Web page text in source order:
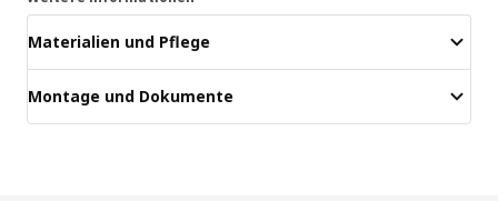
Materialien und Pflege
Montage und Dokumente